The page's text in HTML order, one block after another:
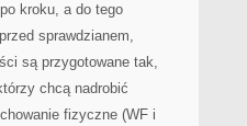
kroku, a do tego
sprawdzianem,
są przygotowane tak,
chcą nadrobić
fizyczne (WF i